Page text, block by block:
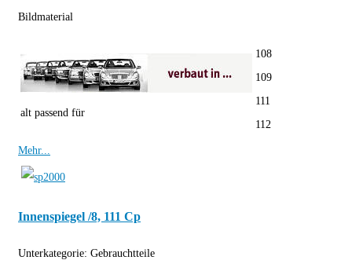
Bildmaterial
alt passend für
108
109
111
112
Mehr...
Innenspiegel /8, 111 Cp
Unterkategorie: Gebrauchtteile